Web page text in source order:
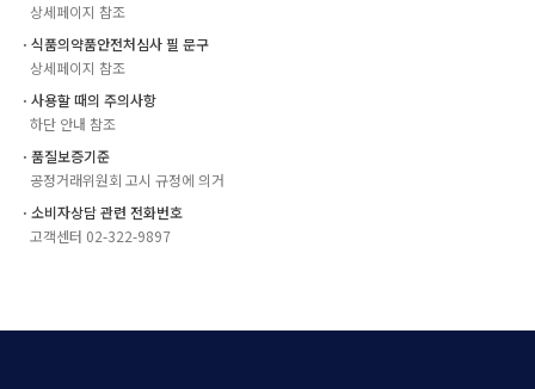
상세페이지 참조
ㆍ식품의약품안전처심사 필 문구
상세페이지 참조
ㆍ사용할 때의 주의사항
하단 안내 참조
ㆍ품질보증기준
공정거래위원회 고시 규정에 의거
ㆍ소비자상담 관련 전화번호
고객센터 02-322-9897